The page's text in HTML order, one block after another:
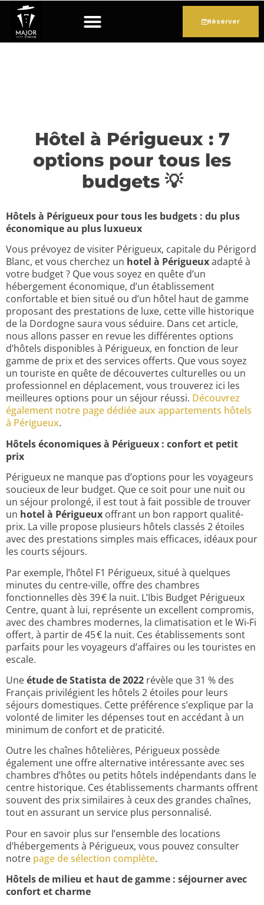
Réserver
Hôtel à Périgueux : 7
options pour tous les
budgets 💡
Hôtels à Périgueux pour tous les budgets : du plus
économique au plus luxueux
Vous prévoyez de visiter Périgueux, capitale du Périgord
Blanc, et vous cherchez un hotel à Périgueuxadapté à
votre budget ? Que vous soyez en quête d’un
hébergement économique, d’un établissement
confortable et bien situé ou d’un hôtel haut de gamme
proposant des prestations de luxe, cette ville historique
de la Dordogne saura vous séduire. Dans cet article,
nous allons passer en revue les différentes options
d’hôtels disponibles à Périgueux, en fonction de leur
gamme de prix et des services offerts. Que vous soyez
un touriste en quête de découvertes culturelles ou un
professionnel en déplacement, vous trouverez ici les
meilleures options pour un séjour réussi. Découvrez
également notre page dédiée aux appartements hôtels
à Périgueux.
Hôtels économiques à Périgueux : confort et petit
prix
Périgueux ne manque pas d’options pour les voyageurs
soucieux de leur budget. Que ce soit pour une nuit ou
un séjour prolongé, il est tout à fait possible de trouver
un hotel à Périgueux offrant un bon rapport qualité-
prix. La ville propose plusieurs hôtels classés 2 étoiles
avec des prestations simples mais efficaces, idéaux pour
les courts séjours.
Par exemple, l’hôtel F1 Périgueux, situé à quelques
minutes du centre-ville, offre des chambres
fonctionnelles dès 39 € la nuit. L’Ibis Budget Périgueux
Centre, quant à lui, représente un excellent compromis,
avec des chambres modernes, la climatisation et le Wi-Fi
offert, à partir de 45 € la nuit. Ces établissements sont
parfaits pour les voyageurs d’affaires ou les touristes en
escale.
Uneétude de Statista de 2022 révèle que 31 % des
Français privilégient les hôtels 2 étoiles pour leurs
séjours domestiques. Cette préférence s’explique par la
volonté de limiter les dépenses tout en accédant à un
minimum de confort et de praticité.
Outre les chaînes hôtelières, Périgueux possède
également une offre alternative intéressante avec ses
chambres d’hôtes ou petits hôtels indépendants dans le
centre historique. Ces établissements charmants offrent
souvent des prix similaires à ceux des grandes chaînes,
tout en assurant un service plus personnalisé.
Pour en savoir plus sur l’ensemble des locations
d’hébergements à Périgueux, vous pouvez consulter
notre page de sélection complète.
Hôtels de milieu et haut de gamme : séjourner avec
confort et charme